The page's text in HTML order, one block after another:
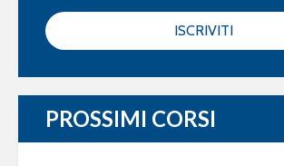
ISCRIVITI
PROSSIMI CORSI